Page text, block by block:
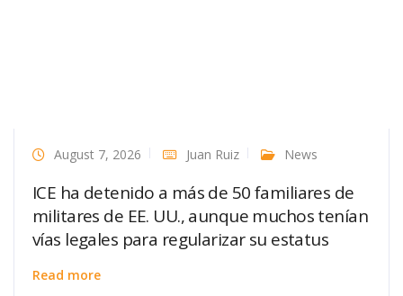
August 7, 2026 Juan Ruiz News
ICE ha detenido a más de 50 familiares de
militares de EE. UU., aunque muchos tenían
vías legales para regularizar su estatus
Read more